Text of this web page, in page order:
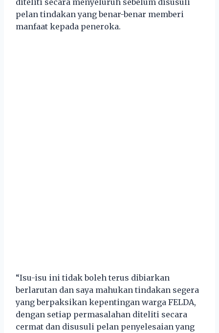
pelan tindakan yang benar-benar memberi
manfaat kepada peneroka.
“Isu-isu ini tidak boleh terus dibiarkan
berlarutan dan saya mahukan tindakan segera
yang berpaksikan kepentingan warga FELDA,
dengan setiap permasalahan diteliti secara
cermat dan disusuli pelan penyelesaian yang